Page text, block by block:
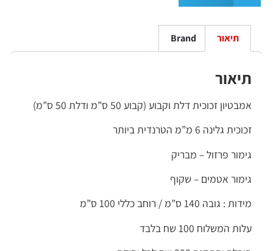
Brand
זכוכית דלת וקבוע (קבוע 50 ס”מ ודלת 50 ס”מ)
גלינה 6 מ”מ הטרנדית ביותר
פרזול – מבריק
אטמים – שקוף
גובה 140 ס”מ / רוחב כללי 100 ס”מ
המשלוח 100 שח בלבד